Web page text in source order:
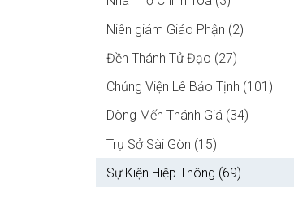
Niên giám Giáo Phận (2)
Đền Thánh Tử Đạo (27)
Chủng Viện Lê Bảo Tịnh (101)
Dòng Mến Thánh Giá (34)
Trụ Sở Sài Gòn (15)
Sự Kiện Hiệp Thông (69)